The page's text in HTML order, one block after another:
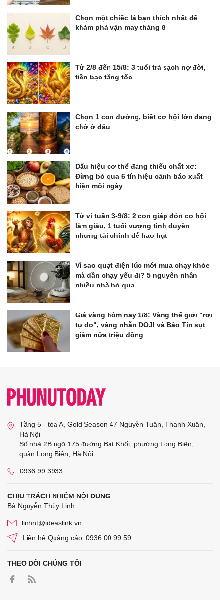
Chọn một chiếc lá bạn thích nhất để
khám phá vận may tháng 8
Từ 2/8 đến 15/8: 3 tuổi trả sạch nợ đời,
tiền bạc tăng tốc
Chọn 1 con đường, biết cơ hội lớn đang
chờ ở đâu
Dấu hiệu cơ thể đang thiếu chất xơ:
Đừng bỏ qua 6 tín hiệu cảnh báo xuất
hiện mỗi ngày
Tử vi tuần 3-9/8: 2 con giáp đón cơ hội
làm giàu, 1 tuổi vượng tình duyên
nhưng tài chính dễ hao hụt
Vì sao quạt điện lúc mới mua chạy khỏe
mà dần chạy yếu đi? 5 nguyên nhân
nhiều nhà bỏ qua
Giá vàng hôm nay 1/8: Vàng thế giới "rơi
tự do", vàng nhẫn DOJI và Bảo Tín sụt
giảm nửa triệu đồng
Tầng 5 - tòa A, Gold Season 47 Nguyễn Tuân, Thanh Xuân,
Hà Nội
Số nhà 2B ngõ 175 đường Bát Khối, phường Long Biên,
quận Long Biên, Hà Nội
0936 99 3933
CHỊU TRÁCH NHIỆM NỘI DUNG
Bà Nguyễn Thùy Linh
linhnt@ideaslink.vn
Liên hệ Quảng cáo: 0936 00 99 59
THEO DÕI CHÚNG TÔI